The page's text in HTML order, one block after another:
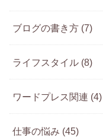
ブログの書き方 (7)
ライフスタイル (8)
ワードプレス関連 (4)
仕事の悩み (45)